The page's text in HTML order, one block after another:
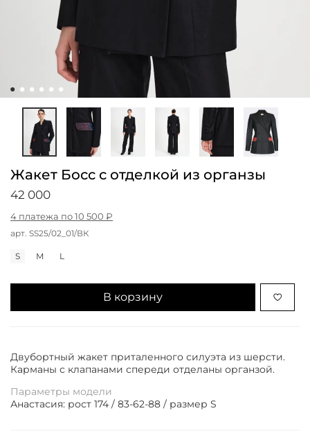
арт. SS25/02_01/ВК
Жакет Босс с отделкой из органзы
42 000
4 платежа по 10 500 ₽
S M L
В корзину
Двубортный жакет приталенного силуэта из шерсти.
Карманы с клапанами спереди отделаны органзой.
Параметры модели
Анастасия: рост 174 / 83-62-88 / размер S